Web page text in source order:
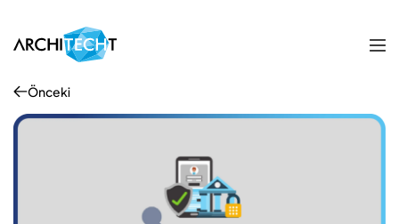
Önceki